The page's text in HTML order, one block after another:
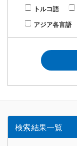
トルコ語
アジア各言語
検索結果一覧